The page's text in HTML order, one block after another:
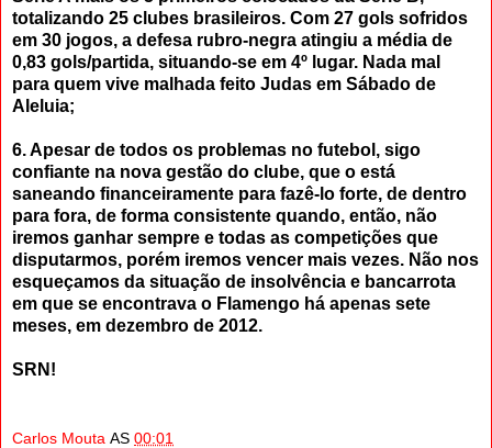
totalizando 25 clubes brasileiros. Com 27 gols sofridos
em 30 jogos, a defesa rubro-negra atingiu a média de
0,83 gols/partida, situando-se em 4º lugar. Nada mal
para quem vive malhada feito Judas em Sábado de
Aleluia;
6. Apesar de todos os problemas no futebol, sigo
confiante na nova gestão do clube, que o está
saneando financeiramente para fazê-lo forte, de dentro
para fora, de forma consistente quando, então, não
iremos ganhar sempre e todas as competições que
disputarmos, porém iremos vencer mais vezes. Não nos
esqueçamos da situação de insolvência e bancarrota
em que se encontrava o Flamengo há apenas sete
meses, em dezembro de 2012.
SRN!
Carlos Mouta AS 00:01